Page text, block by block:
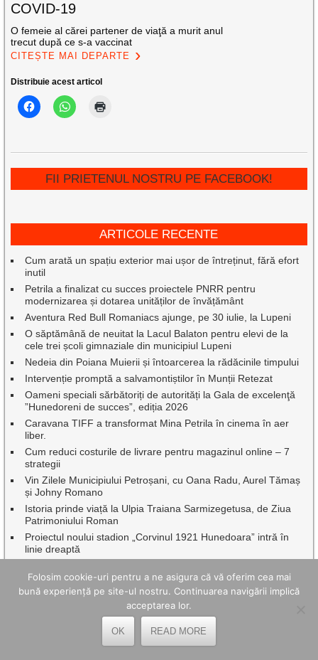
COVID-19
O femeie al cărei partener de viaţă a murit anul
trecut după ce s-a vaccinat
CITEȘTE MAI DEPARTE
Distribuie acest articol
FII PRIETENUL NOSTRU PE FACEBOOK!
ARTICOLE RECENTE
Cum arată un spațiu exterior mai ușor de întreținut, fără efort
inutil
Petrila a finalizat cu succes proiectele PNRR pentru
modernizarea și dotarea unităților de învățământ
Aventura Red Bull Romaniacs ajunge, pe 30 iulie, la Lupeni
O săptămână de neuitat la Lacul Balaton pentru elevi de la
cele trei școli gimnaziale din municipiul Lupeni
Nedeia din Poiana Muierii și întoarcerea la rădăcinile timpului
Intervenție promptă a salvamontiștilor în Munții Retezat
Oameni speciali sărbătoriți de autorități la Gala de excelenţă
”Hunedoreni de succes”, ediția 2026
Caravana TIFF a transformat Mina Petrila în cinema în aer
liber.
Cum reduci costurile de livrare pentru magazinul online – 7
strategii
Vin Zilele Municipiului Petroșani, cu Oana Radu, Aurel Tămaș
și Johny Romano
Istoria prinde viață la Ulpia Traiana Sarmizegetusa, de Ziua
Patrimoniului Roman
Proiectul noului stadion „Corvinul 1921 Hunedoara” intră în
linie dreaptă
,,Valeriu Butulescu” Petroșani, la 40 de ani de la trecerea sa în
eternitate
Studenții Universității din București au transformat practica de
vară într-un proiect cu impact în Geoparcul Internațional
UNESCO Țara Hațegului
Beneficiile utilizării unei creme BB în rutina zilnică de îngrijire a
Folosim cookie-uri pentru a ne asigura că vă oferim cea mai
bună experiență pe site-ul nostru. Continuarea navigării implică
acceptarea lor.
OK READ MORE